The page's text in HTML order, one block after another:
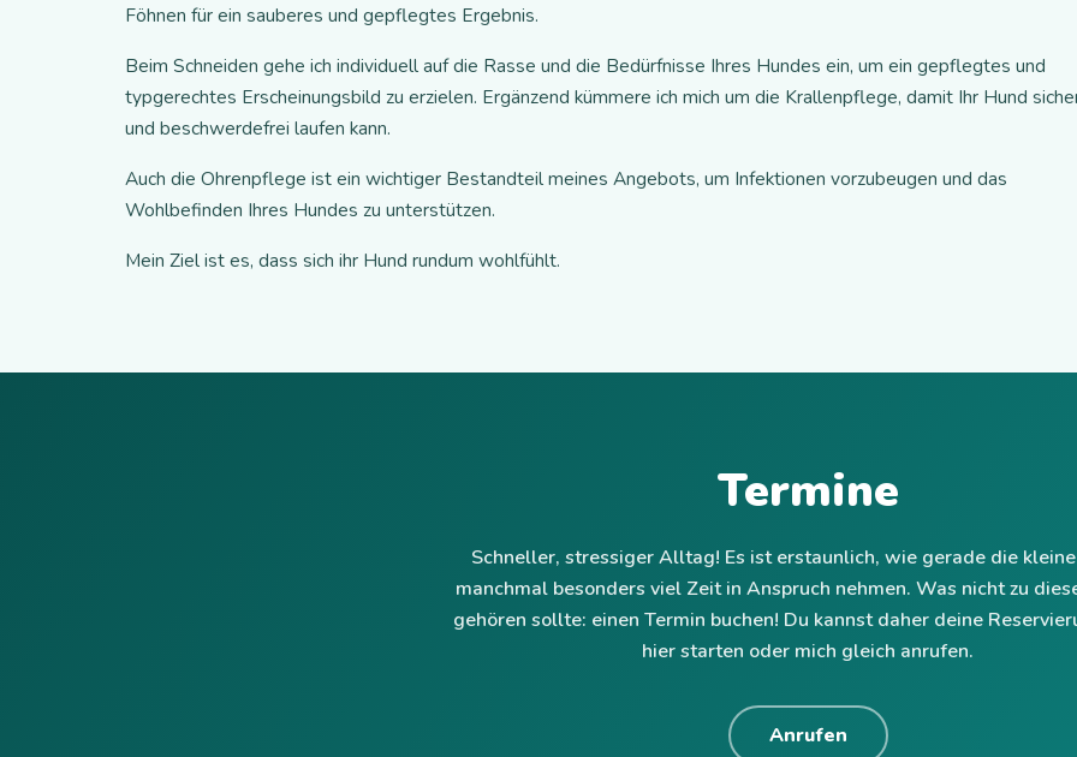
Föhnen für ein sauberes und gepflegtes Ergebnis.
Beim Schneiden gehe ich individuell auf die Rasse und die Bedürfnisse Ihres Hundes ein, um ein gepflegtes und
typgerechtes Erscheinungsbild zu erzielen. Ergänzend kümmere ich mich um die Krallenpflege, damit Ihr Hund
und beschwerdefrei laufen kann.
Auch die Ohrenpflege ist ein wichtiger Bestandteil meines Angebots, um Infektionen vorzubeugen und das
Wohlbefinden Ihres Hundes zu unterstützen.
Mein Ziel ist es, dass sich ihr Hund rundum wohlfühlt.
Termine
Schneller, stressiger Alltag! Es ist erstaunlich, wie gerade die
manchmal besonders viel Zeit in Anspruch nehmen. Was nicht zu
gehören sollte: einen Termin buchen! Du kannst daher deine
hier starten oder mich gleich anrufen.
Anrufen